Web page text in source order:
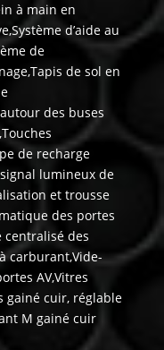
à main en
d’aide au
de
de sol en
des buses
de recharge
lumineux de
et trousse
des portes
centralisé des
carburant,Vide-
AV,Vitres
gainé cuir, réglable
M gainé cuir